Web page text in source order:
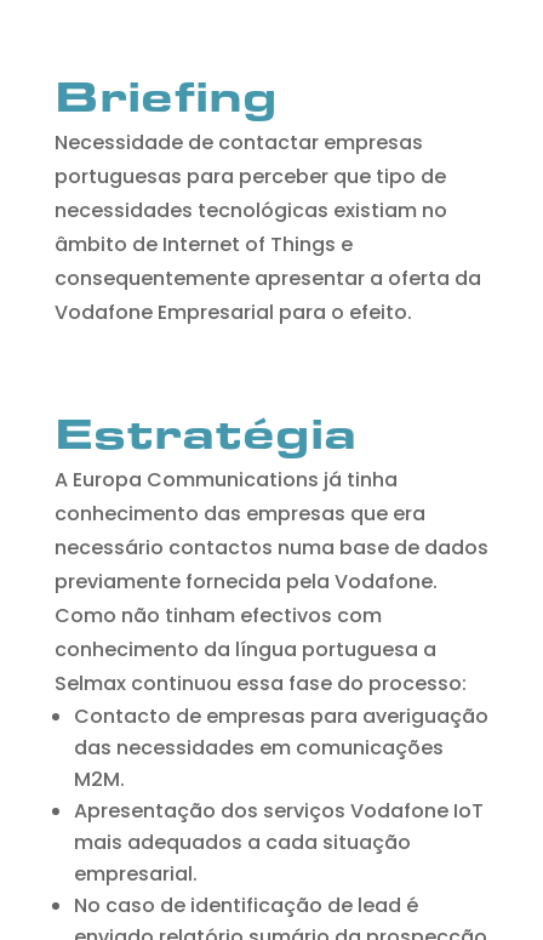
Briefing
Necessidade de contactar empresas
portuguesas para perceber que tipo de
necessidades tecnológicas existiam no
âmbito de Internet of Things e
consequentemente apresentar a oferta da
Vodafone Empresarial para o efeito.
Estratégia
A Europa Communications já tinha
conhecimento das empresas que era
necessário contactos numa base de dados
previamente fornecida pela Vodafone.
Como não tinham efectivos com
conhecimento da língua portuguesa a
Selmax continuou essa fase do processo:
Contacto de empresas para averiguação
das necessidades em comunicações
M2M.
Apresentação dos serviços Vodafone IoT
mais adequados a cada situação
empresarial.
No caso de identificação de lead é